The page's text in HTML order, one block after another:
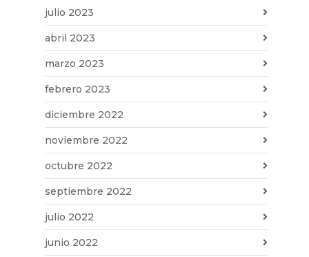
julio 2023
abril 2023
marzo 2023
febrero 2023
diciembre 2022
noviembre 2022
octubre 2022
septiembre 2022
julio 2022
junio 2022